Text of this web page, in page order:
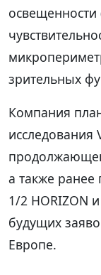
освещенности
зрительных
Компания
исследования
а также ранее
1/2 HORIZON
будущих
Европе.